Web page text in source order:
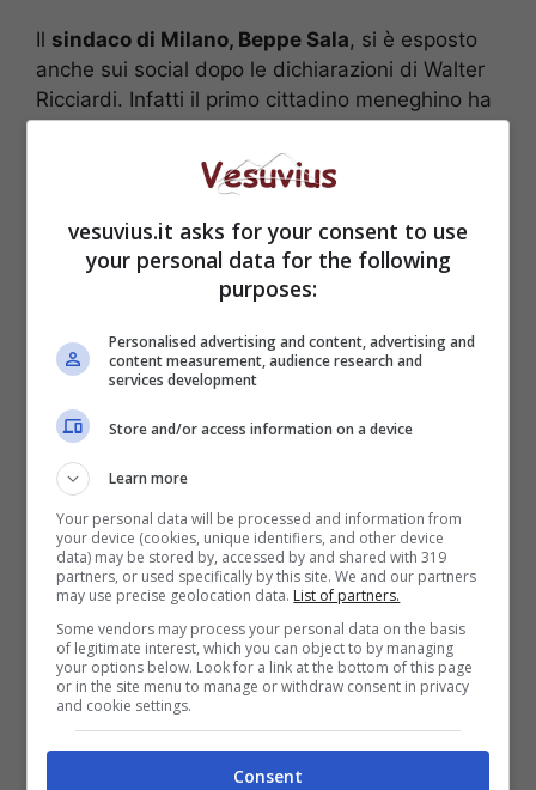
Il sindaco di Milano, Beppe Sala, si è esposto
anche sui social dopo le dichiarazioni di Walter
Ricciardi. Infatti il primo cittadino meneghino ha
basate le dichiarazioni del consulente, ma
soprattutto se è un suo pensiero o del
Ministero. Inoltre Sala ha comunicato di aver
sindaco Luigi De Magistris , e di
essersi messo d’accordo per scrivere una
lettera indirizzata al
ministro Speranza
Guardando la situazione ad oggi, Beppe Sala ha
affermato: “Ad oggi, per quello che osservo,
ritengo che illockdown sia una scelta
“. Il sindaco ha poi concluso: “
vesuvius.it asks for your consent to use
your personal data for the following
purposes:
Personalised advertising and content, advertising and
content measurement, audience research and
services development
Store and/or access information on a device
Learn more
Your personal data will be processed and information from
your device (cookies, unique identifiers, and other device
data) may be stored by, accessed by and shared with 319
partners, or used specifically by this site. We and our partners
may use precise geolocation data. List of partners.
Some vendors may process your personal data on the basis
of legitimate interest, which you can object to by managing
your options below. Look for a link at the bottom of this page
or in the site menu to manage or withdraw consent in privacy
and cookie settings.
Consent